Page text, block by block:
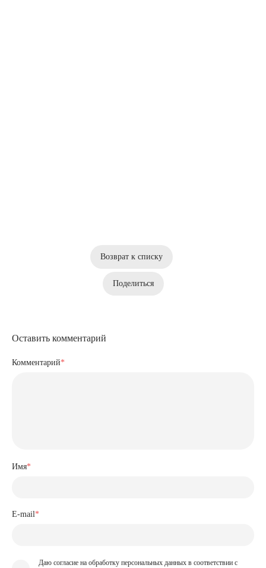
Возврат к списку
Поделиться
Оставить комментарий
Комментарий*
Имя*
E-mail*
Даю согласие на обработку персональных данных в соответствии с